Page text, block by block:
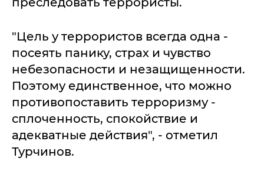
"Цель у террористов всегда одна -
посеять панику, страх и чувство
небезопасности и незащищенности.
Поэтому единственное, что можно
противопоставить терроризму -
сплоченность, спокойствие и
адекватные действия", - отметил
Турчинов.